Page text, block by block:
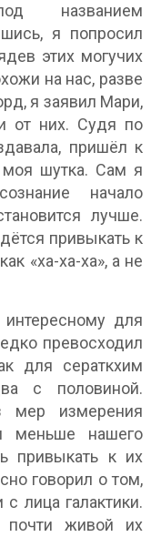
названием
я попросил
этих могучих
на нас, разве
я заявил Мари,
от них. Судя по
пришёл к
моя шутка. Сам я
начало
лучше.
привыкать к
«ха-ха-ха», а не
для
превосходил
для сераткхим
с половиной.
мер измерения
меньше нашего
привыкать к их
говорил о том,
лица галактики.
живой их